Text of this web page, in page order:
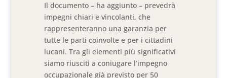
Il documento – ha aggiunto – prevedrà
impegni chiari e vincolanti, che
rappresenteranno una garanzia per
tutte le parti coinvolte e per i cittadini
lucani. Tra gli elementi più significativi
siamo riusciti a coniugare l’impegno
occupazionale già previsto per 50